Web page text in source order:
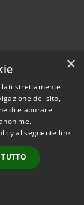
2026 • Comune di
•
Accesso
×
strettamente
del sito,
di elaborare
al seguente link